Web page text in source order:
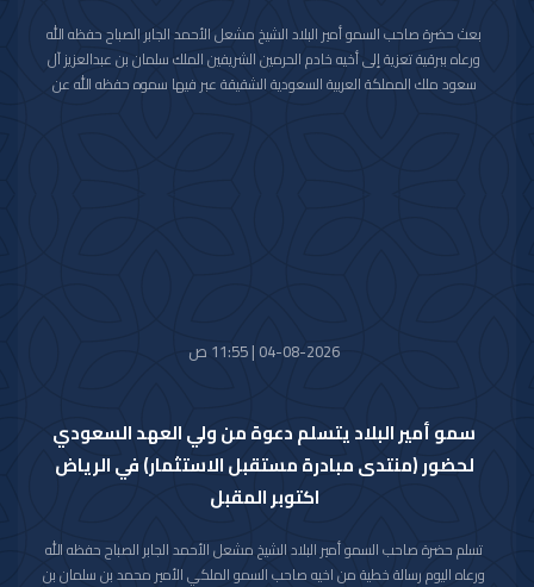
بعث حضرة صاحب السمو أمير البلاد الشيخ مشعل الأحمد الجابر الصباح حفظه الله
ورعاه ببرقية تعزية إلى أخيه خادم الحرمين الشريفين الملك سلمان بن عبدالعزيز آل
سعود ملك المملكة العربية السعودية الشقيقة عبر فيها سموه حفظه الله عن
04-08-2026 | 11:55 ص
سمو أمير البلاد يتسلم دعوة من ولي العهد السعودي
لحضور (منتدى مبادرة مستقبل الاستثمار) في الرياض
اكتوبر المقبل
تسلم حضرة صاحب السمو أمير البلاد الشيخ مشعل الأحمد الجابر الصباح حفظه الله
ورعاه اليوم رسالة خطية من اخيه صاحب السمو الملكي الأمير محمد بن سلمان بن